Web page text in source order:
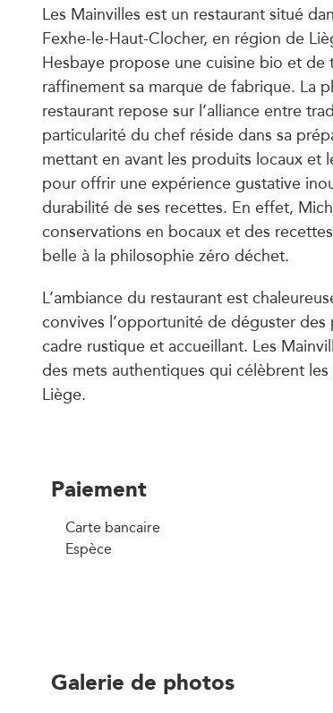
Les Mainvilles est un restaurant situé
Fexhe-le-Haut-Clocher, en région de
Hesbaye propose une cuisine bio et de
raffinement sa marque de fabrique. La
restaurant repose sur l’alliance entre
particularité du chef réside dans sa
mettant en avant les produits locaux et
pour offrir une expérience gustative
durabilité de ses recettes. En effet,
conservations en bocaux et des
belle à la philosophie zéro déchet.
L’ambiance du restaurant est
convives l’opportunité de déguster des
cadre rustique et accueillant. Les
des mets authentiques qui célèbrent
Liège.
Paiement
Carte bancaire
Espèce
Galerie de photos